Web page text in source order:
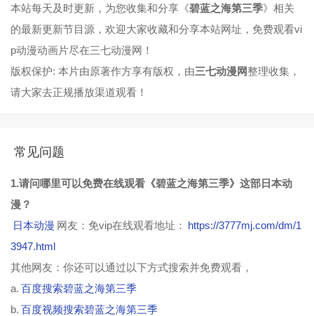
本站每天及时更新，为您收集和分享《碧蓝之海第三季》相关
的最新更新节目源，欢迎大家收藏和分享本站网址，免费观看vi
p动漫动画片尽在三七动漫网！
版权保护: 本片由原著作方享有版权，由三七动漫网整理收集，
请大家去正规播放渠道观看！
常见问题
1.请问哪里可以免费在线观看《碧蓝之海第三季》这部日本动
漫？
日本动漫 网友：免vip在线观看地址： https://3777mj.com/dm/1
3947.html
其他网友：你还可以通过以下方式搜索并免费观看，
a. 百度搜索碧蓝之海第三季
b. 百度视频搜索碧蓝之海第三季